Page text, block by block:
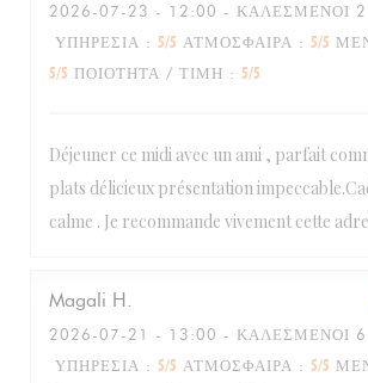
2026-07-23 - 12:00 - ΚΑΛΕΣΜΈΝΟΙ 2
ΥΠΗΡΕΣΊΑ : 5/5 ΑΤΜΌΣΦΑΙΡΑ : 5/5
5/5 ΠΟΙΌΤΗΤΑ / ΤΙΜΉ : 5/5
Déjeuner ce midi avec un ami , parfait
plats délicieux présentation
calme . Je recommande vivement cette
Magali H
2026-07-21
- 13:00 - ΚΑΛΕΣΜΈΝΟΙ 6
ΥΠΗΡΕΣΊΑ : 5/5 ΑΤΜΌΣΦΑΙΡΑ : 5/5